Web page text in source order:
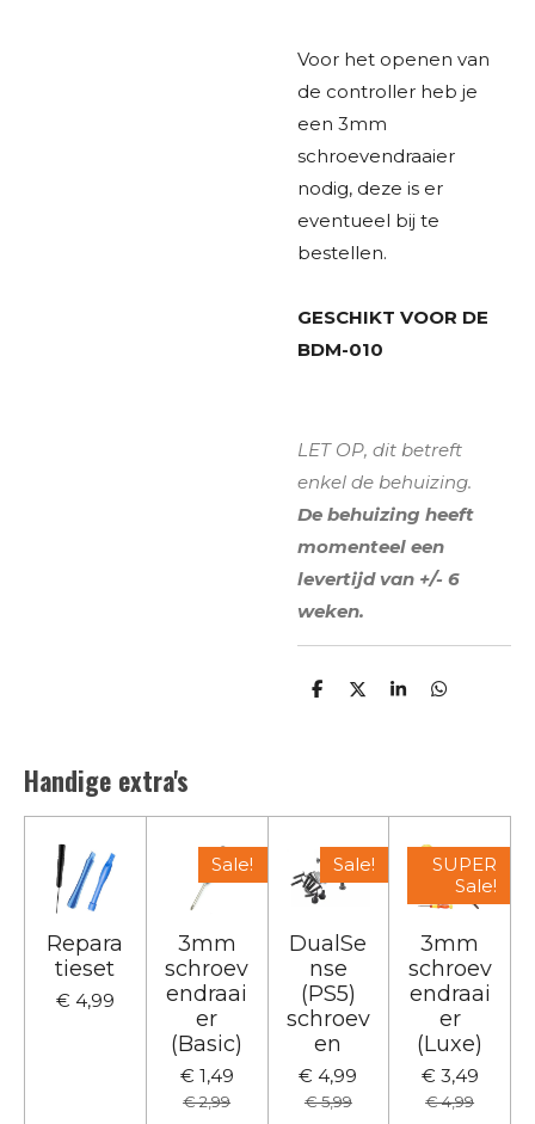
Voor het openen van
de controller heb je
een 3mm
schroevendraaier
nodig, deze is er
eventueel bij te
bestellen.
GESCHIKT VOOR DE
BDM-010
LET OP, dit betreft
enkel de behuizing.
De behuizing heeft
momenteel een
levertijd van +/- 6
weken.
D
D
S
D
Handige extra's
Repara
tieset
€ 4,99
Sale!
3mm
schroev
endraai
er
(Basic)
€ 1,49
€ 2,99
Sale!
DualSe
nse
(PS5)
schroev
en
€ 4,99
€ 5,99
SUPER
Sale!
3mm
schroev
endraai
er
(Luxe)
€ 3,49
€ 4,99